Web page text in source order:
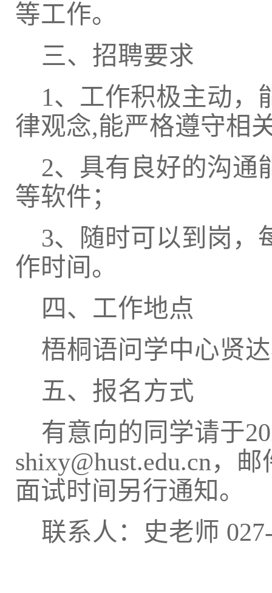
等工作。
三、招聘要求
1、工作积极主动，
律观念,能严格遵守相
2、具有良好的沟通
等软件；
3、随时可以到岗，
作时间。
四、工作地点
梧桐语问学中心贤
五、报名方式
有意向的同学请于
shixy@hust.edu.cn，邮
面试时间另行通知。
联系人：史老师